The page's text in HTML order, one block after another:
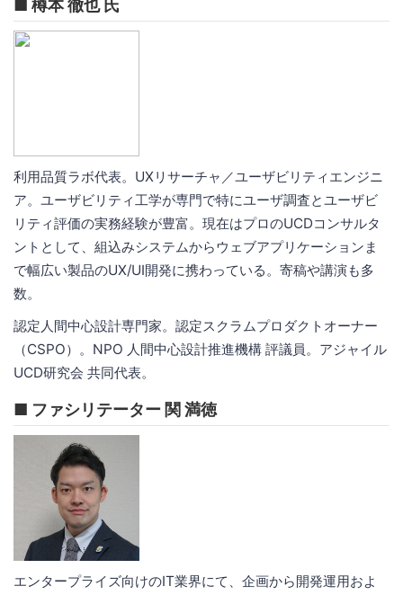
■ 樽本 徹也 氏
利用品質ラボ代表。UXリサーチャ／ユーザビリティエンジニ
ア。ユーザビリティ工学が専門で特にユーザ調査とユーザビ
リティ評価の実務経験が豊富。現在はプロのUCDコンサルタ
ントとして、組込みシステムからウェブアプリケーションま
で幅広い製品のUX/UI開発に携わっている。寄稿や講演も多
数。
認定人間中心設計専門家。認定スクラムプロダクトオーナー
（CSPO）。NPO 人間中心設計推進機構 評議員。アジャイル
UCD研究会 共同代表。
■ ファシリテーター 関 満徳
エンタープライズ向けのIT業界にて、企画から開発運用およ